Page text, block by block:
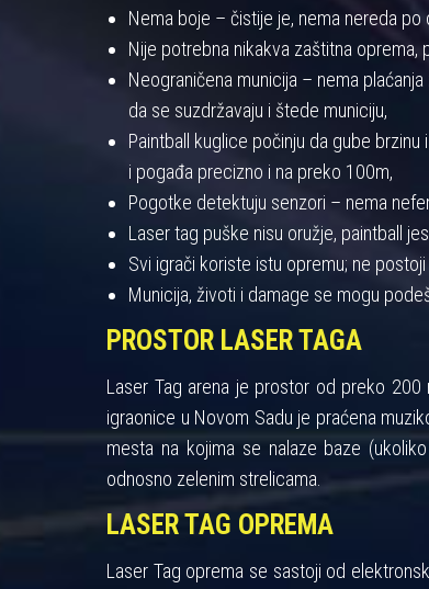
Nema boje – čistije je, nema nereda po
Nije potrebna nikakva zaštitna oprema,
Neograničena municija – nema
da se suzdržavaju i štede municiju,
Paintball kuglice počinju da gube
i pogađa precizno i na preko 100m,
Pogotke detektuju senzori – nema
Laser tag puške nisu oružje, paintball
Svi igrači koriste istu opremu; ne
Municija, životi i damage se mogu
PROSTOR LASER TAGA
Laser Tag arena je prostor od preko
igraonice u Novom Sadu je praćena
mesta na kojima se nalaze baze
odnosno zelenim strelicama.
LASER TAG OPREMA
Laser Tag oprema se sastoji od